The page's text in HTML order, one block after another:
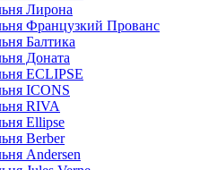
Лирона
Французкий Прованс
Балтика
Доната
ECLIPSE
ICONS
RIVA
Ellipse
Berber
Andersen